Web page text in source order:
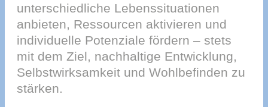
unterschiedliche Lebenssituationen
anbieten, Ressourcen aktivieren und
individuelle Potenziale fördern – stets
mit dem Ziel, nachhaltige Entwicklung,
Selbstwirksamkeit und Wohlbefinden zu
stärken.